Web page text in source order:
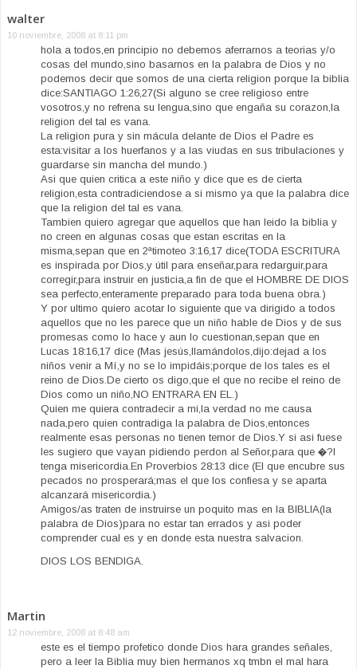
walter
10 noviembre, 2008 at 8:11 pm
hola a todos,en principio no debemos aferrarnos a teorias y/o
cosas del mundo,sino basarnos en la palabra de Dios y no
podemos decir que somos de una cierta religion porque la biblia
dice:SANTIAGO 1:26,27(Si alguno se cree religioso entre
vosotros,y no refrena su lengua,sino que engaña su corazon,la
religion del tal es vana.
La religion pura y sin mácula delante de Dios el Padre es
esta:visitar a los huerfanos y a las viudas en sus tribulaciones y
guardarse sin mancha del mundo.)
Asi que quien critica a este niño y dice que es de cierta
religion,esta contradiciendose a si mismo ya que la palabra dice
que la religion del tal es vana.
Tambien quiero agregar que aquellos que han leido la biblia y
no creen en algunas cosas que estan escritas en la
misma,sepan que en 2ªtimoteo 3:16,17 dice(TODA ESCRITURA
es inspirada por Dios,y útil para enseñar,para redarguir,para
corregir,para instruir en justicia,a fin de que el HOMBRE DE DIOS
sea perfecto,enteramente preparado para toda buena obra.)
Y por ultimo quiero acotar lo siguiente que va dirigido a todos
aquellos que no les parece que un niño hable de Dios y de sus
promesas como lo hace y aun lo cuestionan,sepan que en
Lucas 18:16,17 dice (Mas jesús,llamándolos,dijo:dejad a los
niños venir a Mí,y no se lo impidáis;porque de los tales es el
reino de Dios.De cierto os digo,que el que no recibe el reino de
Dios como un niño,NO ENTRARA EN EL.)
Quien me quiera contradecir a mi,la verdad no me causa
nada,pero quien contradiga la palabra de Dios,entonces
realmente esas personas no tienen temor de Dios.Y si asi fuese
les sugiero que vayan pidiendo perdon al Señor,para que �?l
tenga misericordia.En Proverbios 28:13 dice (El que encubre sus
pecados no prosperará;mas el que los confiesa y se aparta
alcanzará misericordia.)
Amigos/as traten de instruirse un poquito mas en la BIBLIA(la
palabra de Dios)para no estar tan errados y asi poder
comprender cual es y en donde esta nuestra salvacion.
DIOS LOS BENDIGA.
Martin
12 noviembre, 2008 at 8:48 am
este es el tiempo profetico donde Dios hara grandes señales,
pero a leer la Biblia muy bien hermanos xq tmbn el mal hara